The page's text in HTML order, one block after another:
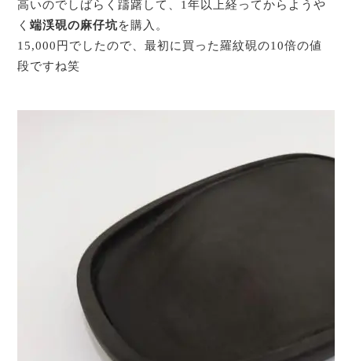
高いのでしばらく躊躇して、1年以上経ってからようや
く端渓硯の麻仔坑を購入。
15,000円でしたので、最初に買った羅紋硯の10倍の値
段ですね笑